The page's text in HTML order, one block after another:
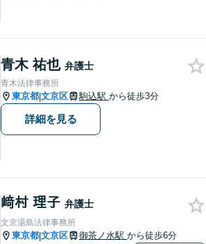
青木 祐也 弁護士
青木法律事務所
東京都|文京区 駒込駅 から徒歩3分
詳細を見る
﨑村 理子 弁護士
文京湯島法律事務所
東京都|文京区 御茶ノ水駅 から徒歩6分